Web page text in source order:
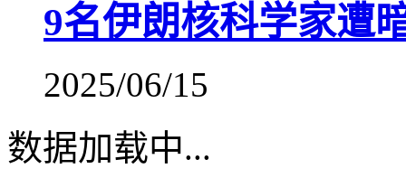
9名伊朗核科学家遭
2025/06/15
数据加载中...